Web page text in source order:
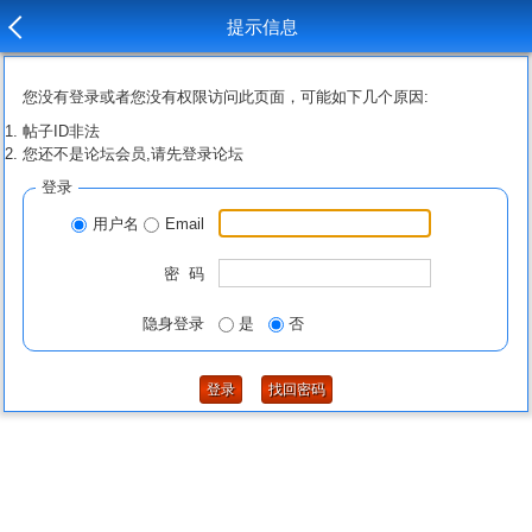
提示信息
您没有登录或者您没有权限访问此页面，可能如下几个原因:
帖子ID非法
您还不是论坛会员,请先登录论坛
登录
用户名 Email
密 码
隐身登录 是 否